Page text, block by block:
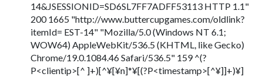
14&JSESSIONID=SD6SL7FF7ADFF53113 HTTP 1.1"
200 1665 "http://www.buttercupgames.com/oldlink?
itemId= EST-14" "Mozilla/5.0 (Windows NT 6.1;
WOW64) AppleWebKit/536.5 (KHTML, like Gecko)
Chrome/19.0.1084.46 Safari/536.5" 159 ^(?
P<clientip>[^ ]+)[^¥[¥n]*¥[(?P<timestamp>[^¥]]+)¥]